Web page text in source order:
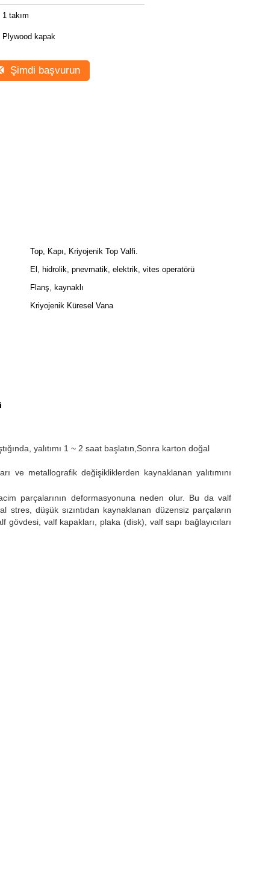
1 takım
Plywood kapak
Şimdi başvurun
Top, Kapı, Kriyojenik Top Valfi.
El, hidrolik, pnevmatik, elektrik, vites operatörü
Flanş, kaynaklı
Kriyojenik Küresel Vana
yalıtımı 1 ~ 2 saat başlatın,Sonra karton doğal
ve metallografik değişikliklerden kaynaklanan yalıtımını
parçalarının deformasyonuna neden olur. Bu da valf
stres, düşük sızıntıdan kaynaklanan düzensiz parçaların
valf kapakları, plaka (disk), valf sapı bağlayıcıları